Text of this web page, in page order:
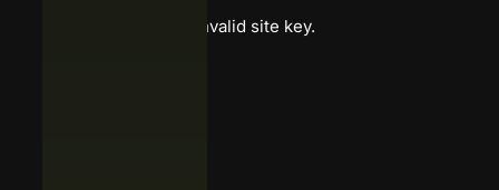
Google reCaptcha: Invalid site key.